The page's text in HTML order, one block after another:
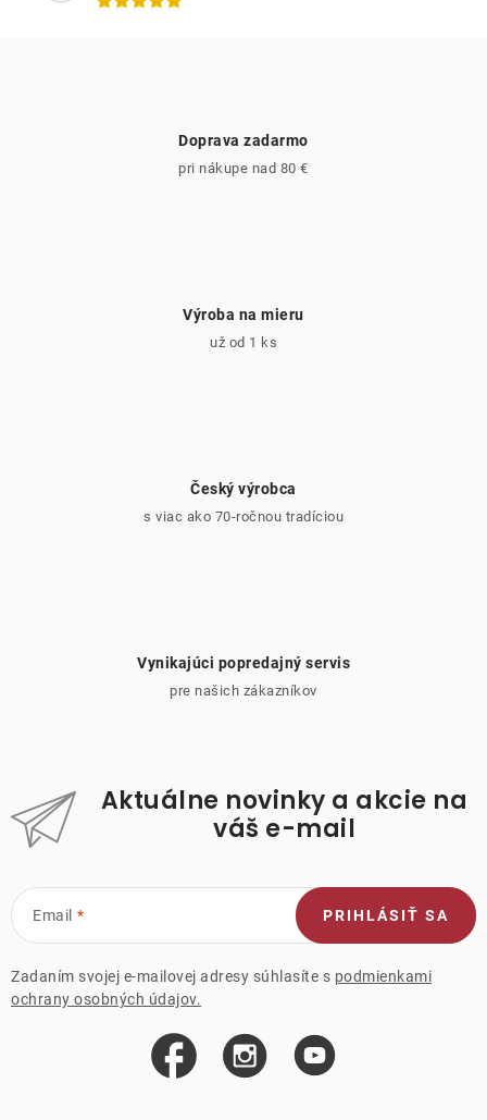
Doprava zadarmo
pri nákupe nad 80 €
Výroba na mieru
už od 1 ks
Český výrobca
s viac ako 70-ročnou tradíciou
Vynikajúci popredajný servis
pre našich zákazníkov
Aktuálne novinky a akcie na
váš e-mail
Email
Zadaním svojej e-mailovej adresy súhlasíte s podmienkami
ochrany osobných údajov.
PRIHLÁSIŤ SA